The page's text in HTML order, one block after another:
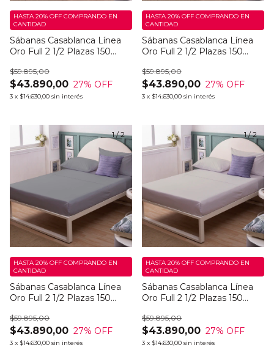
Sábanas Casablanca Línea
Oro Full 2 1/2 Plazas 150
$43.890,00
$59.895,00
27% OFF
3 x $14.630,00 sin interés
HASTA 20% OFF COMPRANDO EN
CANTIDAD
Sábanas Casablanca Línea
Oro Full 2 1/2 Plazas 150
$43.890,00
$59.895,00
27% OFF
3 x $14.630,00 sin interés
HASTA 20% OFF COMPRANDO EN
CANTIDAD
1/2
Sábanas Casablanca Línea
Oro Full 2 1/2 Plazas 150
$43.890,00
$59.895,00
27% OFF
3 x $14.630,00 sin interés
HASTA 20% OFF COMPRANDO EN
CANTIDAD
1/2
Sábanas Casablanca Línea
Oro Full 2 1/2 Plazas 150
$43.890,00
$59.895,00
27% OFF
3 x $14.630,00 sin interés
HASTA 20% OFF COMPRANDO EN
CANTIDAD